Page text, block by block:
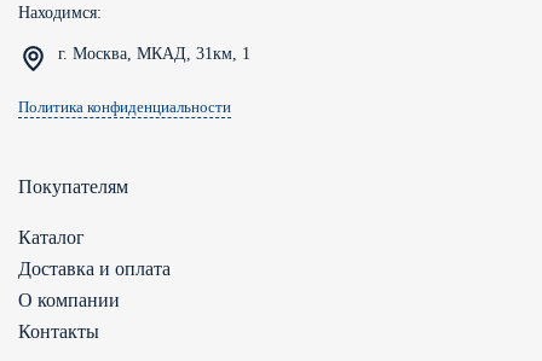
Находимся:
г. Москва, МКАД, 31км, 1
Политика конфиденциальности
Покупателям
Каталог
Доставка и оплата
О компании
Контакты